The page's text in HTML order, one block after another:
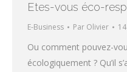
Etes-vous éco-
E-Business Par Olivier
Ou comment pouvez-
écologiquement ? Qu’il